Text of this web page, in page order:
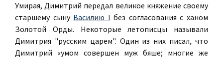
Умирая, Димитрий передал великое княжение своему
старшему сыну Василию I без согласования с ханом
Золотой Орды. Некоторые летописцы называли
Димитрия "русским царем". Один из них писал,что
Димитрий «умом совершен муж бяше; многие же